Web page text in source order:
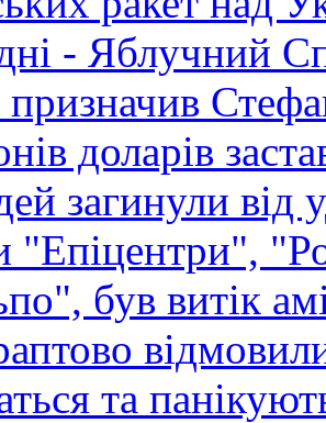
- Яблучний
доларів
загинули від
"Епіцентри",
був витік
та